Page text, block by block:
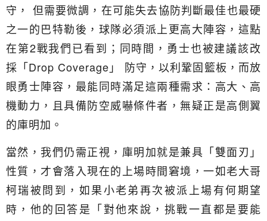
守， 但需要微調，在可能失去協防判斷最佳也最硬
之一的巴特勒後，球隊必須派上更高大陣容，這點
在第2戰我們已看到；同時間，勇士也被建議該改
採「Drop Coverage」 防守，以利鞏固籃板，而放
眼勇士陣容，最能同時滿足這兩種需求：高大、高
機動力，且具備防空威嚇條件者，無疑正是高側翼
的庫明加。
當然，我們仍需正視，庫明加就是兼具「雙面刃」
性質，才會落入現在的上場時間窘境，一如老大哥
柯瑞被問到，如果小老弟再次被派上場有何期望
時，他的回答是「對他來說，挑戰一直都是要能